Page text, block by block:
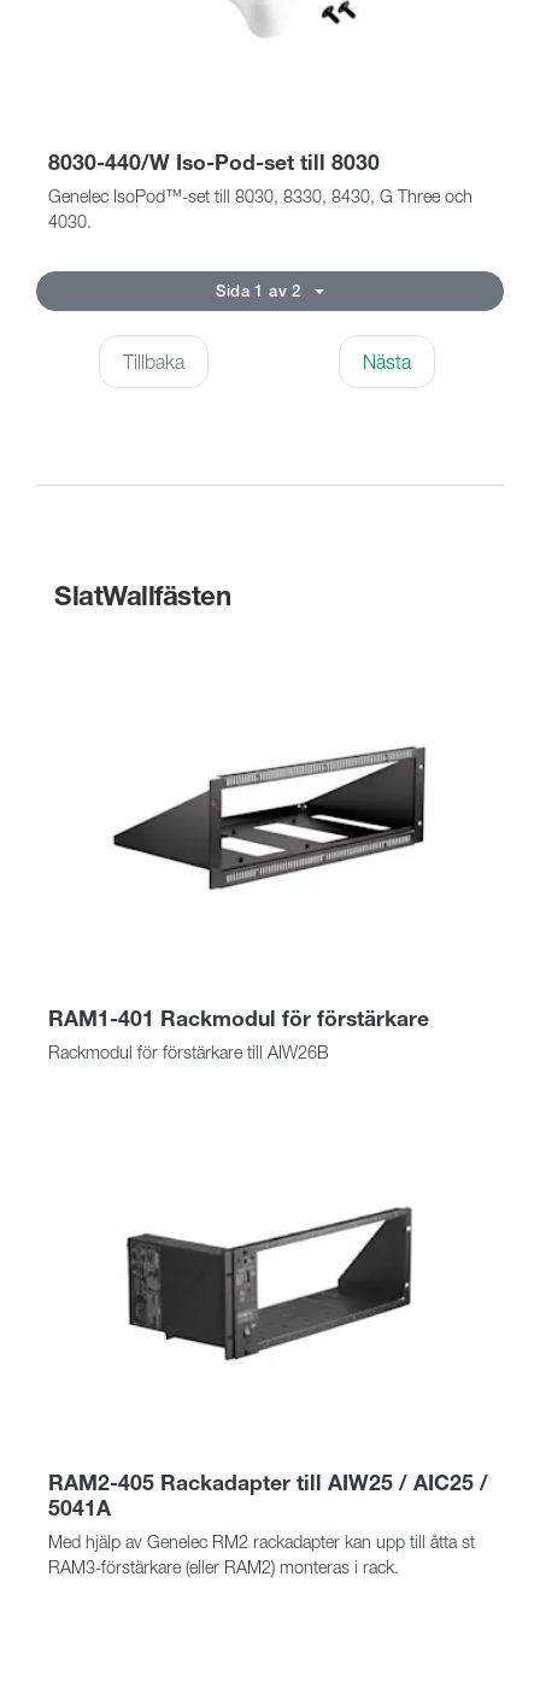
8030-440/W Iso-Pod-set till 8030
Genelec IsoPod™-set till 8030, 8330, 8430, G Three och
4030.
Sida 1 av 2
Tillbaka Nästa
SlatWallfästen
RAM1-401 Rackmodul för förstärkare
Rackmodul för förstärkare till AIW26B
RAM2-405 Rackadapter till AIW25 / AIC25 /
5041A
Med hjälp av Genelec RM2 rackadapter kan upp till åtta st
RAM3-förstärkare (eller RAM2) monteras i rack.